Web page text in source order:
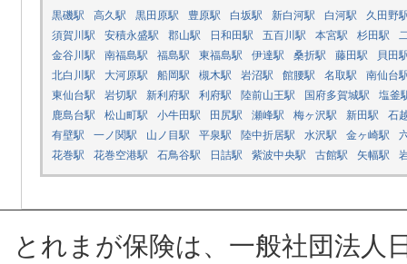
黒磯駅 高久駅 黒田原駅 豊原駅 白坂駅 新白河駅 白河駅
久田野
須賀川駅
安積永盛駅 郡山駅 日和田駅 五百川駅 本宮駅 杉田駅
金谷川駅
南福島駅 福島駅 東福島駅 伊達駅 桑折駅 藤田駅
貝田
北白川駅
大河原駅 船岡駅 槻木駅 岩沼駅 館腰駅 名取駅
南仙台
東仙台駅
岩切駅 新利府駅 利府駅 陸前山王駅 国府多賀城駅
塩釜
鹿島台駅
松山町駅 小牛田駅 田尻駅 瀬峰駅 梅ヶ沢駅 新田駅
石
有壁駅
一ノ関駅 山ノ目駅 平泉駅 陸中折居駅 水沢駅 金ヶ崎駅
花巻駅
花巻空港駅 石鳥谷駅 日詰駅 紫波中央駅 古館駅 矢幅駅
とれまが保険は、一般社団法人